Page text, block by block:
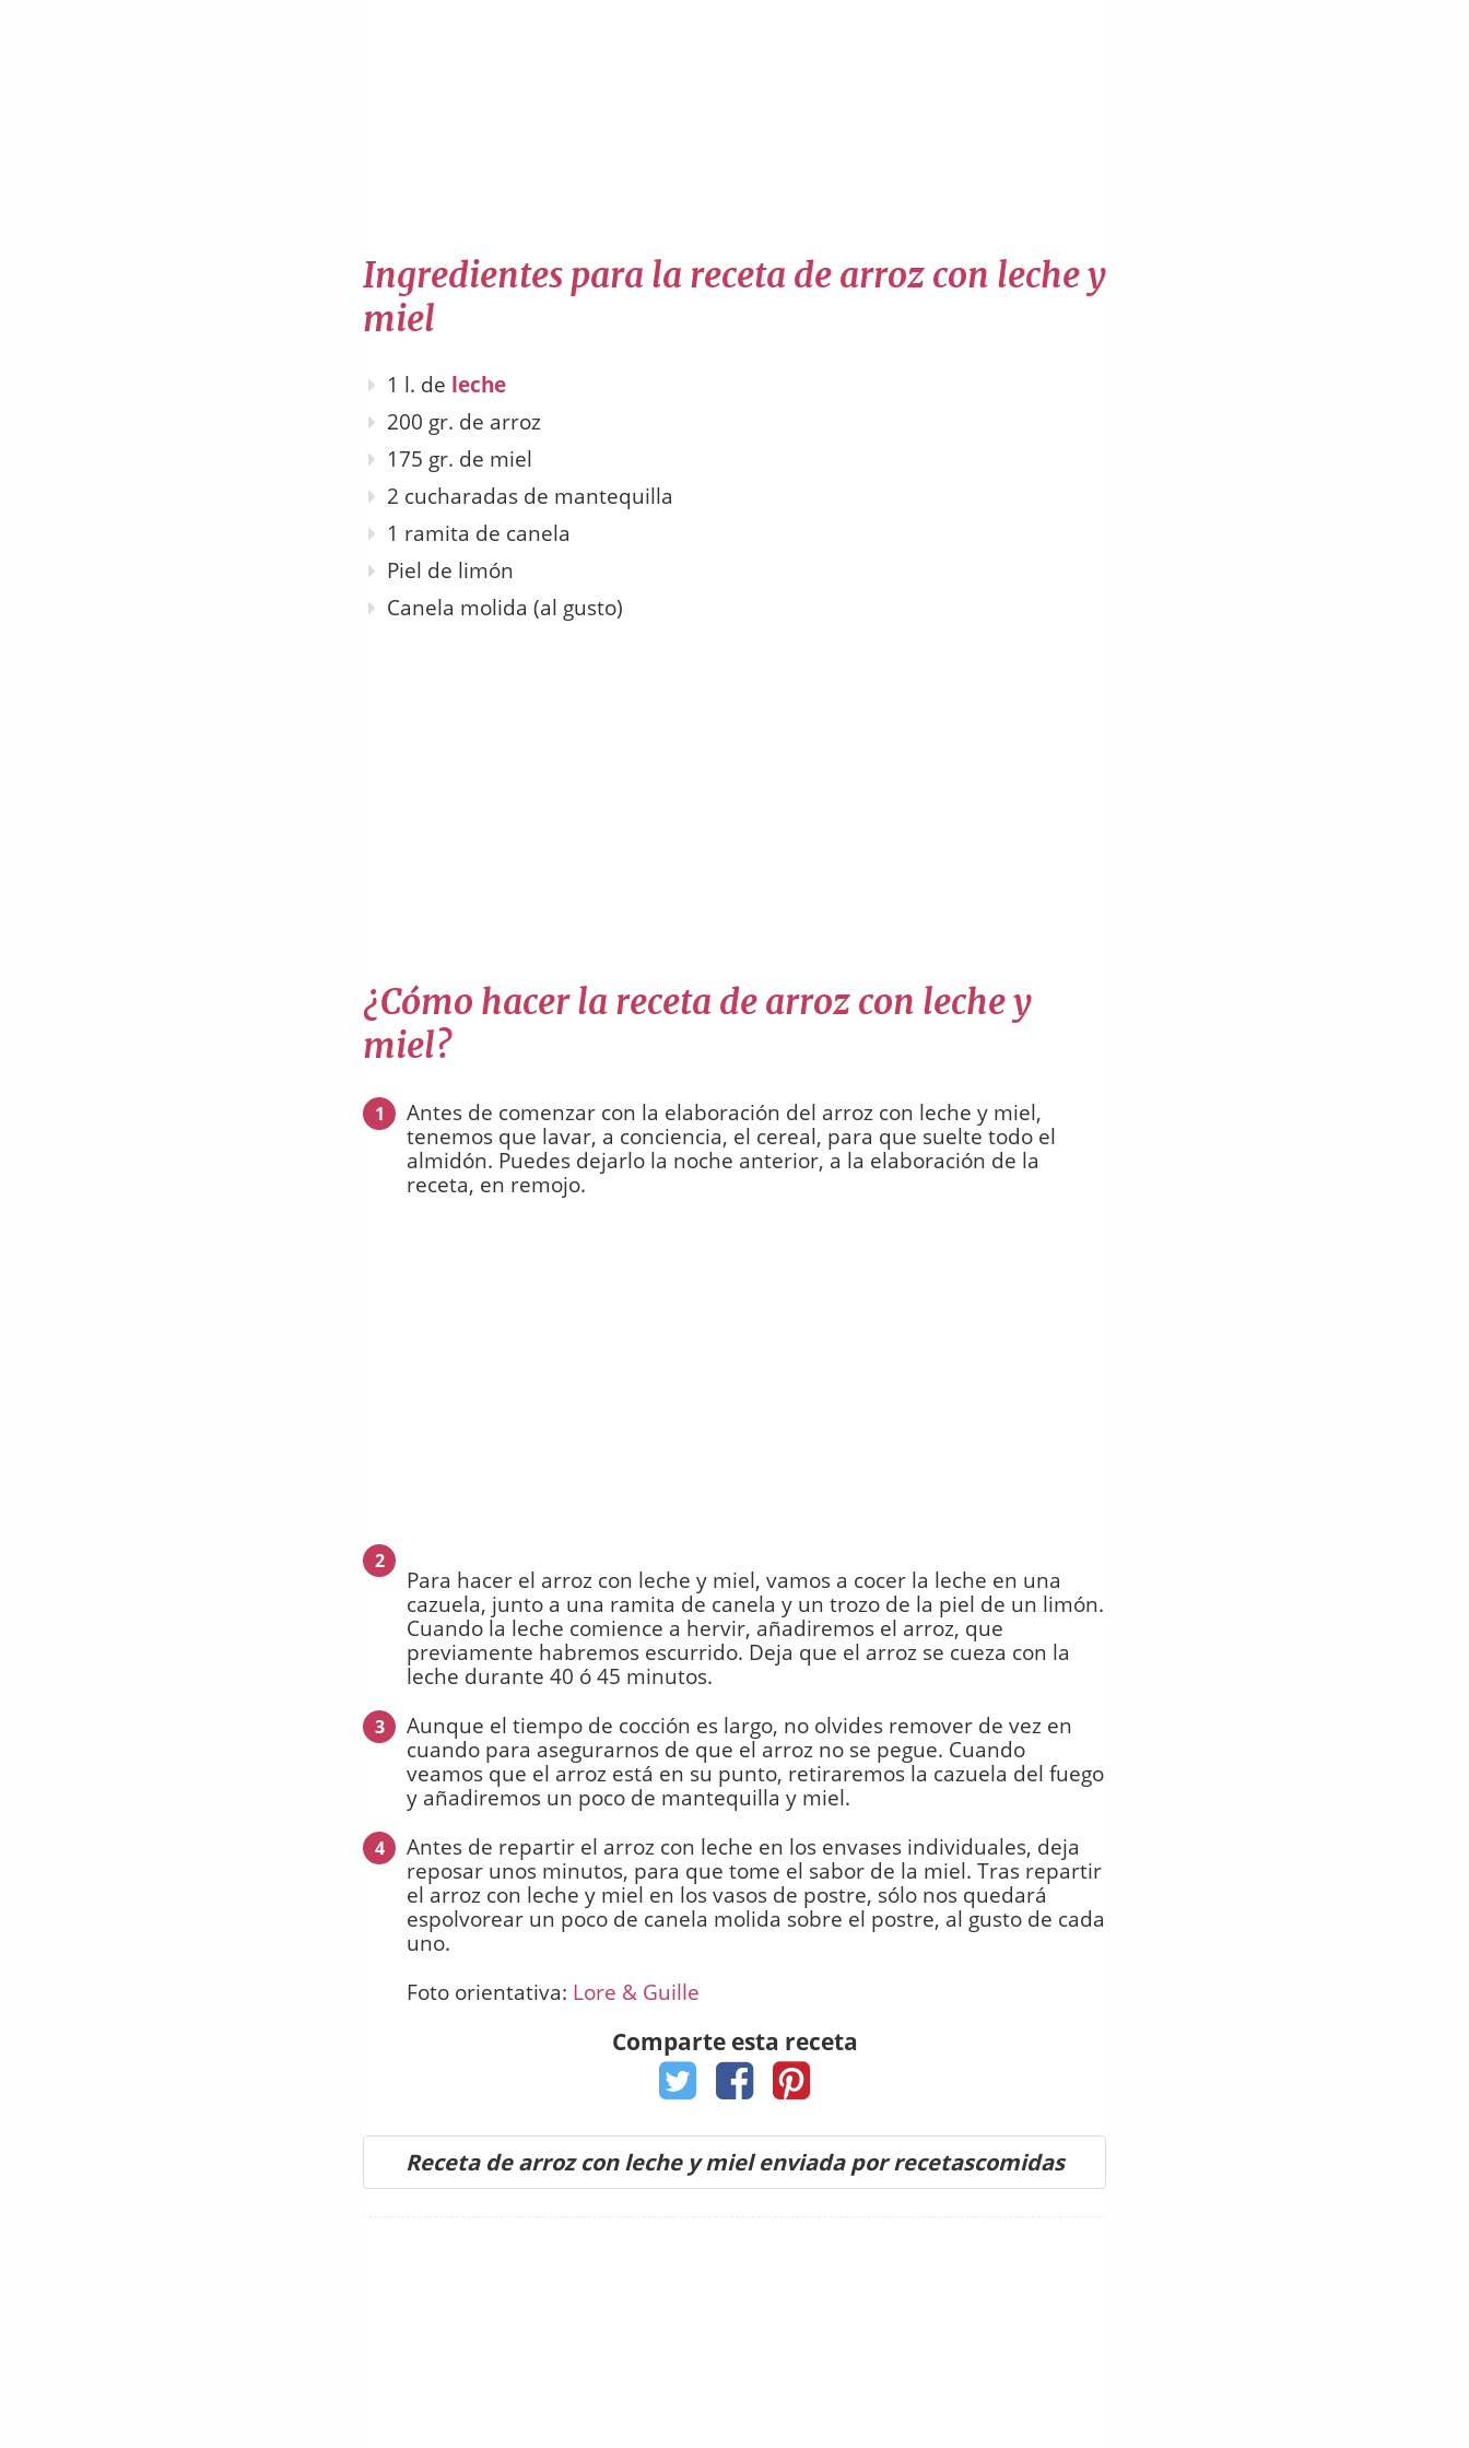
Ingredientes para la receta de arroz con leche y
miel
1 l. de leche
200 gr. de arroz
175 gr. de miel
2 cucharadas de mantequilla
1 ramita de canela
Piel de limón
Canela molida (al gusto)
¿Cómo hacer la receta de arroz con leche y
miel?
1
Antes de comenzar con la elaboración del arroz con leche y miel,
tenemos que lavar, a conciencia, el cereal, para que suelte todo el
almidón. Puedes dejarlo la noche anterior, a la elaboración de la
receta, en remojo.
2
Para hacer el arroz con leche y miel, vamos a cocer la leche en una
cazuela, junto a una ramita de canela y un trozo de la piel de un limón.
Cuando la leche comience a hervir, añadiremos el arroz, que
previamente habremos escurrido. Deja que el arroz se cueza con la
leche durante 40 ó 45 minutos.
3
Aunque el tiempo de cocción es largo, no olvides remover de vez en
cuando para asegurarnos de que el arroz no se pegue. Cuando
veamos que el arroz está en su punto, retiraremos la cazuela del fuego
y añadiremos un poco de mantequilla y miel.
4
Antes de repartir el arroz con leche en los envases individuales, deja
reposar unos minutos, para que tome el sabor de la miel. Tras repartir
el arroz con leche y miel en los vasos de postre, sólo nos quedará
espolvorear un poco de canela molida sobre el postre, al gusto de cada
uno.
Foto orientativa: Lore & Guille
Comparte esta receta
Receta de arroz con leche y miel enviada por recetascomidas